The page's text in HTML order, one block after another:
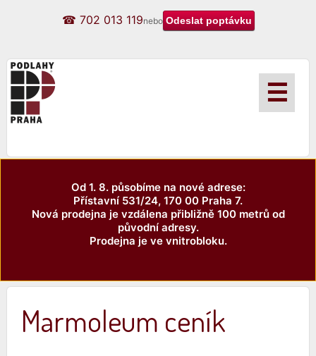
☎ 702 013 119nebo
☰
Od 1. 8. působíme na nové adrese:
Přístavní 531/24, 170 00 Praha 7.
Nová prodejna je vzdálena přibližně 100 metrů od
původní adresy.
Prodejna je ve vnitrobloku.
Marmoleum ceník